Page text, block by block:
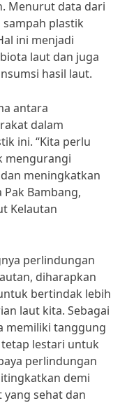
Menurut data dari
plastik
ini menjadi
laut dan juga
hasil laut.
antara
dalam
ini. “Kita perlu
mengurangi
meningkatkan
Bambang,
Kelautan
perlindungan
diharapkan
bertindak lebih
laut kita. Sebagai
memiliki tanggung
lestari untuk
perlindungan
demi
sehat dan